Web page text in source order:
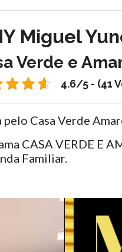
Miguel
Verde e
4.6/5 - (41
Casa Verde
CASA VERDE E
Familiar.